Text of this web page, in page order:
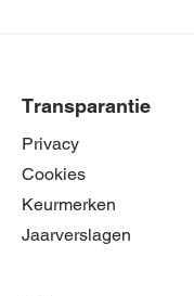
Transparantie
Privacy
Cookies
Keurmerken
Jaarverslagen